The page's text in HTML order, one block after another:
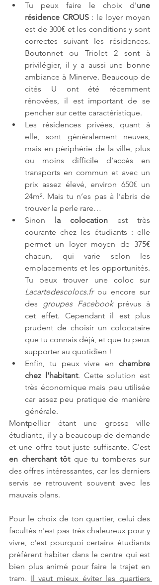
Tu peux faire le choix d'une
résidence CROUS : le loyer moyen
est de 300€ et les conditions y sont
correctes suivant les résidences.
Boutonnet ou Triolet 2 sont à
privilégier, il y a aussi une bonne
ambiance à Minerve. Beaucoup de
cités U ont été récemment
rénovées, il est important de se
pencher sur cette caractéristique.
Les résidences privées, quant à
elle, sont généralement neuves,
mais en périphérie de la ville, plus
ou moins difficile d’accès en
transports en commun et avec un
prix assez élevé, environ 650€ un
24m². Mais tu n’es pas à l’abris de
trouver la perle rare…
Sinon
la colocation est très
courante chez les étudiants : elle
permet un loyer moyen de 375€
chacun, qui varie selon les
emplacements et les opportunités.
Lacartedescolocs.fr ou encore sur
des groupes Facebook prévus à
cet effet. Cependant il est plus
prudent de choisir un colocataire
que tu connais déjà, et que tu peux
supporter au quotidien !
Enfin, tu peux vivre en chambre
chez l'habitant. Cette solution est
très économique mais peu utilisée
car assez peu pratique de manière
générale.
Montpellier étant une grosse ville
étudiante, il y a beaucoup de demande
en cherchant tôt que tu tomberas sur
des offres intéressantes, car les derniers
servis se retrouvent souvent avec les
mauvais plans.
Pour le choix de ton quartier, celui des
facultés n'est pas très chaleureux pour y
vivre, c'est pourquoi certains étudiants
préfèrent habiter dans le centre qui est
bien plus animé pour faire le trajet en
tram. Il vaut mieux éviter les quartiers